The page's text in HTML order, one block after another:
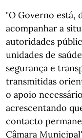
"O Governo está,
acompanhar a
autoridades
unidades de
segurança e
transmitidas
o apoio
acrescentando
contacto
Câmara